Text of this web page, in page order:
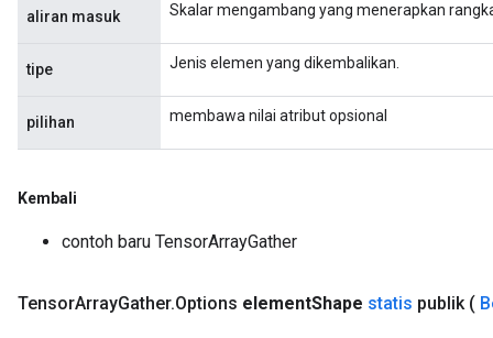
aliran masuk Skalar mengambang yang menerapkan
tipe Jenis elemen yang dikembalikan.
pilihan membawa nilai atribut opsional
Kembali
contoh baru TensorArrayGather
TensorArrayGather.Options elementShape statis publik (